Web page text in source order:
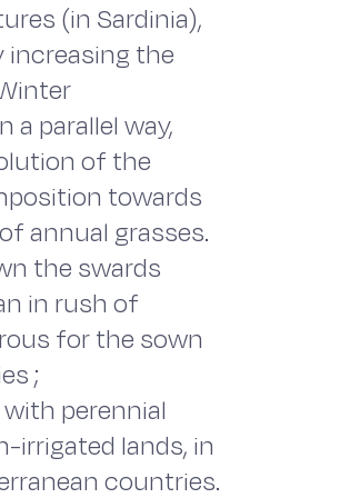
(in Sardinia),
increasing the
a parallel way,
of the
towards
annual grasses.
the swards
in rush of
for the sown
;
perennial
irrigated lands, in
countries.